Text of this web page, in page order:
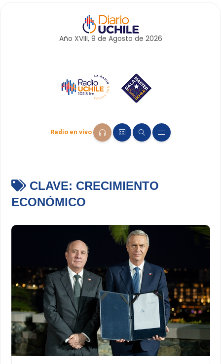
Año XVIII, 9 de Agosto de 2026
Radio en vivo
CLAVE: CRECIMIENTO
ECONÓMICO